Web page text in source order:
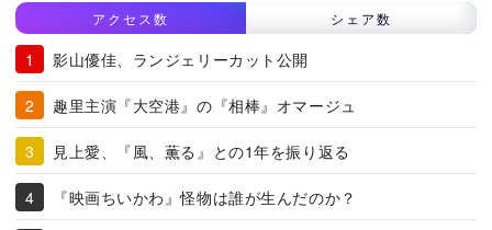
アクセス数 シェア数
影山優佳、ランジェリーカット公開
趣里主演『大空港』の『相棒』オマージュ
見上愛、『風、薫る』との1年を振り返る
『映画ちいかわ』怪物は誰が生んだのか？